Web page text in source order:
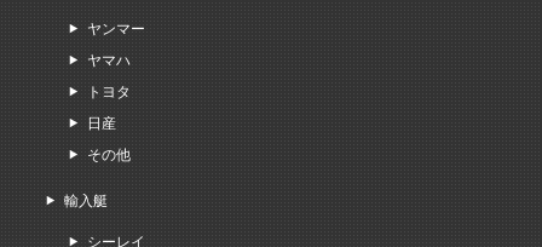
ヤンマー
ヤマハ
トヨタ
日産
その他
輸入艇
シーレイ